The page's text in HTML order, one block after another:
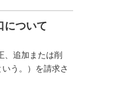
について
、追加または削
う。）を請求さ